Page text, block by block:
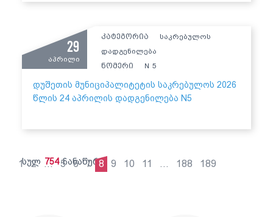
29
აპრილი
კატეგორია
საკრებულოს
დადგენილება
ნომერი
N 5
დუშეთის მუნიციპალიტეტის საკრებულოს 2026
წლის 24 აპრილის დადგენილება N5
სულ 754 ჩანაწერი
1 2 ... 5 6 7 8 9 10 11 ... 188 189